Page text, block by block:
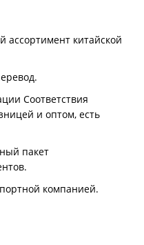
ассортимент китайской
Соответствия
и оптом, есть
пакет
компанией.